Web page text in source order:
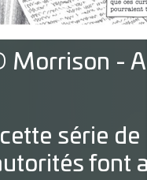
Morrison -
série
font